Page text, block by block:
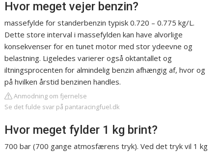
Hvor meget vejer benzin?
massefylde for standerbenzin typisk 0.720 – 0.775 kg/L.
Dette store interval i massefylden kan have alvorlige
konsekvenser for en tunet motor med stor ydeevne og
belastning. Ligeledes varierer også oktantallet og
iltningsprocenten for almindelig benzin afhængig af, hvor og
på hvilken årstid benzinen handles.
Anmodning om fjernelse
Se det fulde svar på pantaracingfuel.dk
Hvor meget fylder 1 kg brint?
700 bar (700 gange atmosfærens tryk). Ved det tryk vil 1 kg